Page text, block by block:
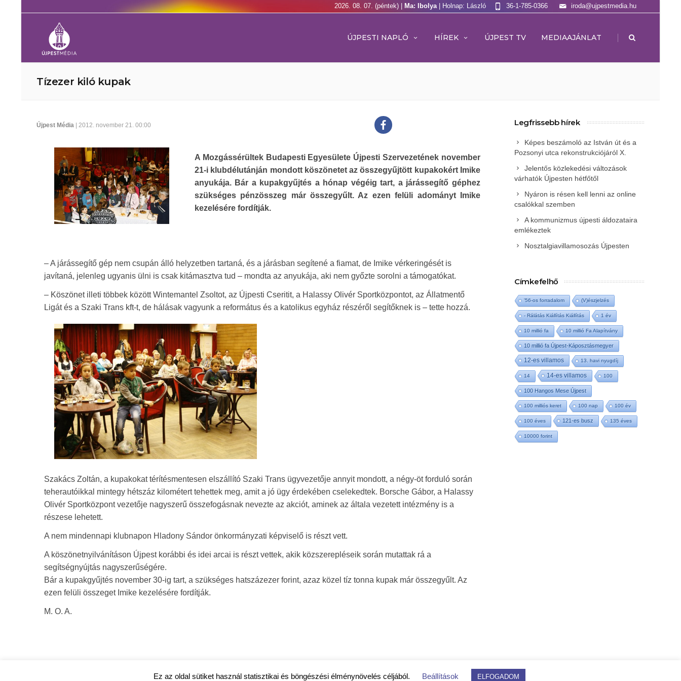
2026. 08. 07. (péntek) | Ma: Ibolya | Holnap: László iroda@ujpestmedia.hu
36-1-785-0366
ÚJPESTI NAPLÓ HÍREK ÚJPEST TV MEDIAAJÁNLAT |
Tízezer kiló kupak
Újpest Média | 2012. november 21. 00:00
A Mozgássérültek Budapesti Egyesülete Újpesti Szervezetének november
21-i klubdélutánján mondott köszönetet az összegyűjtött kupakokért Imike
anyukája. Bár a kupakgyűjtés a hónap végéig tart, a járássegítő géphez
szükséges pénzösszeg már összegyűlt. Az ezen felüli adományt Imike
kezelésére fordítják.
– A járássegítő gép nem csupán álló helyzetben tartaná, és a járásban segítené a fiamat, de Imike vérkeringését is
javítaná, jelenleg ugyanis ülni is csak kitámasztva tud – mondta az anyukája, aki nem győzte sorolni a támogatókat.
– Köszönet illeti többek között Wintemantel Zsoltot, az Újpesti Cseritit, a Halassy Olivér Sportközpontot, az Állatmentő
Ligát és a Szaki Trans kft-t, de hálásak vagyunk a református és a katolikus egyház részéről segítőknek is – tette hozzá.
Szakács Zoltán, a kupakokat térítésmentesen elszállító Szaki Trans ügyvezetője annyit mondott, a négy-öt forduló során
teherautóikkal mintegy hétszáz kilométert tehettek meg, amit a jó ügy érdekében cselekedtek. Borsche Gábor, a Halassy
Olivér Sportközpont vezetője nagyszerű összefogásnak nevezte az akciót, aminek az általa vezetett intézmény is a
részese lehetett.
A nem mindennapi klubnapon Hladony Sándor önkormányzati képviselő is részt vett.
A köszönetnyilvánításon Újpest korábbi és idei arcai is részt vettek, akik közszerepléseik során mutattak rá a
segítségnyújtás nagyszerűségére.
Bár a kupakgyűjtés november 30-ig tart, a szükséges hatszázezer forint, azaz közel tíz tonna kupak már összegyűlt. Az
ezen felüli összeget Imike kezelésére fordítják.
M. O. A.
Legfrissebb hírek
Képes beszámoló az István út és a
Pozsonyi utca rekonstrukciójáról X.
Jelentős közlekedési változások
várhatók Újpesten hétfőtől
Nyáron is résen kell lenni az online
csalókkal szemben
A kommunizmus újpesti áldozataira
emlékeztek
Nosztalgiavillamosozás Újpesten
Címkefelhő
'56-os forradalom (V)észjelzés
- Rálátás Kiállítás Kiállítás 1 év
10 millió fa 10 millió Fa Alapítvány
10 millió fa Újpest-Káposztásmegyer
12-es villamos 13. havi nyugdíj
14 14-es villamos 100
100 Hangos Mese Újpest
100 milliós keret 100 nap 100 év
100 éves 121-es busz 135 éves
10000 forint
Szerzői jogok| Adatkezelési tájékoztató|Közérdekű adatok|Impresszum
Ez az oldal sütiket használ statisztikai és böngészési élménynövelés céljából. Beállítások ELFOGADOM